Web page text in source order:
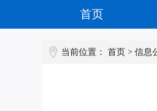
首页
当前位置： 首页 > 信息